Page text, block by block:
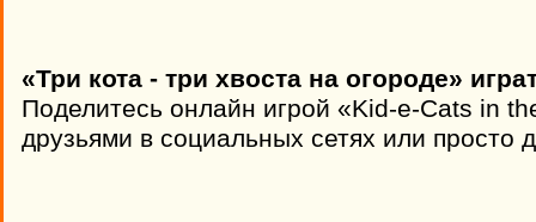
«Три кота - три хвоста на огороде»
Поделитесь онлайн игрой «Kid-e-Сats in
друзьями в социальных сетях или просто